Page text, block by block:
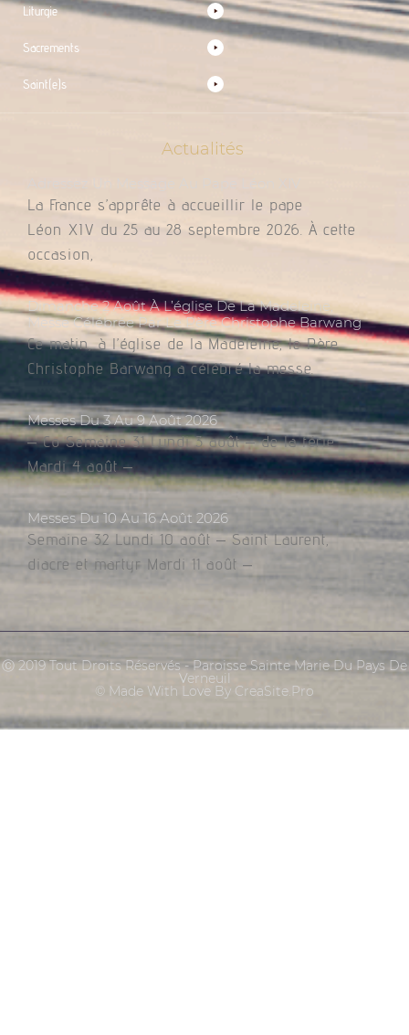
Liturgie
Sacrements
Saint(e)s
Actualités
La France s’apprête à accueillir le pape
Léon XIV du 25 au 28 septembre 2026. À cette
occasion,
Dimanche 2 Août À L’église De La Madeleine,
Messe Célébrée Par Le Père Christophe Barwang
Ce matin, à l’église de la Madeleine, le Père
Christophe Barwang a célébré la messe.
Messes Du 3 Au 9 Août 2026
– Co Semaine 31 Lundi 3 août – de la férie
Mardi 4 août –
Messes Du 10 Au 16 Août 2026
Semaine 32 Lundi 10 août – Saint Laurent,
diacre et martyr Mardi 11 août –
Ⓒ 2019 Tout Droits Réservés - Paroisse Sainte Marie Du Pays De
Verneuil
© Made With Love By CreaSite.Pro